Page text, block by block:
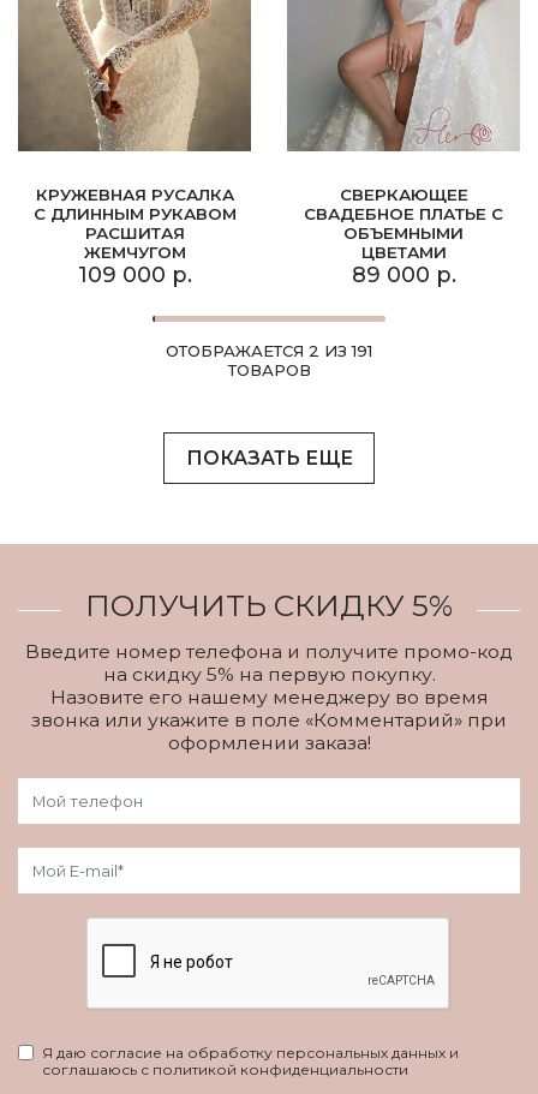
КРУЖЕВНАЯ РУСАЛКА
С ДЛИННЫМ РУКАВОМ
РАСШИТАЯ
ЖЕМЧУГОМ
109 000 р.
СВЕРКАЮЩЕЕ
СВАДЕБНОЕ ПЛАТЬЕ С
ОБЪЕМНЫМИ
ЦВЕТАМИ
89 000 р.
ОТОБРАЖАЕТСЯ 2 ИЗ 191
ТОВАРОВ
ПОКАЗАТЬ ЕЩЕ
ПОЛУЧИТЬ СКИДКУ 5%
Введите номер телефона и получите промо-код
на скидку 5% на первую покупку.
Назовите его нашему менеджеру во время
звонка или укажите в поле «Комментарий» при
оформлении заказа!
Я даю согласие на обработку персональных данных и
соглашаюсь с политикой конфиденциальности